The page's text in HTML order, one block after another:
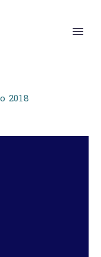
2018